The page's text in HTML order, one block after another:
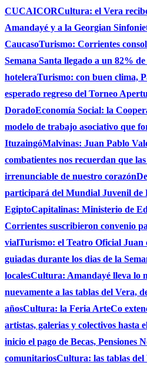
CUCAICORCultura: el Vera
Amandayé y a la Georgian
CaucasoTurismo: Corrientes
Semana Santa llegado a un 82%
hoteleraTurismo: con buen clima,
esperado regreso del Torneo
DoradoEconomía Social: la
modelo de trabajo asociativo que
ItuzaingóMalvinas: Juan Pablo
combatientes nos recuerdan que las
irrenunciable de nuestro corazón
participará del Mundial Juvenil de
EgiptoCapitalinas: Ministerio de
Corrientes suscribieron convenio
vialTurismo: el Teatro Oficial Juan
guiadas durante los dias de la
localesCultura: Amandayé lleva lo
nuevamente a las tablas del Vera,
añosCultura: la Feria ArteCo
artistas, galerias y colectivos hasta
inicio el pago de Becas, Pensiones
comunitariosCultura: las tablas del